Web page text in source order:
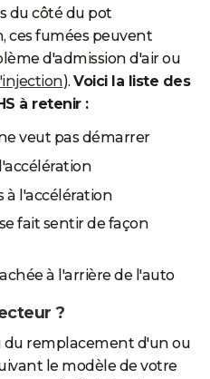
du côté du pot
fumées peuvent
d'admission d'air ou
). Voici la liste des
à retenir :
veut pas démarrer
à l'accélération
fait sentir de façon
à l'arrière de l'auto
?
du remplacement d'un ou
le modèle de votre